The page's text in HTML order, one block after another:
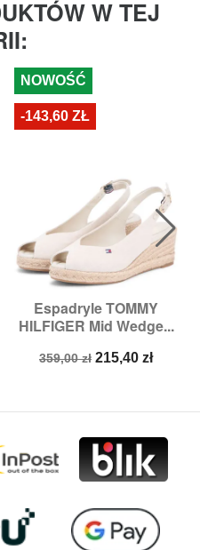
W TEJ
Espadryle TOMMY
HILFIGER Mid Wedge...
Cena
359,00 zł Cena
215,40 zł
NOWOŚĆ
-143,60 ZŁ